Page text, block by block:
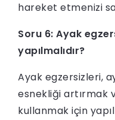
hareket etmenizi
Soru 6: Ayak
yapılmalıdır?
Ayak egzersizleri,
esnekliği artırmak
kullanmak için